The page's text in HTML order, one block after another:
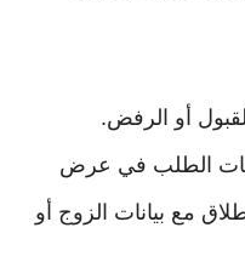
أو الرفض.
الطلب في عرض
مع بيانات الزوج أو